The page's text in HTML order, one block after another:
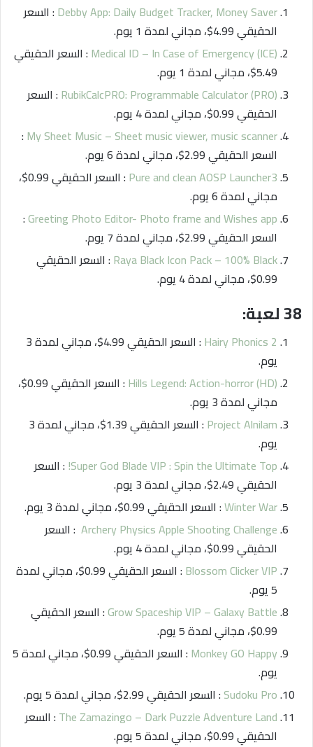
Debby App: Daily Budget Tracker, Money Saver: السعر
الحقيقي 4.99$، مجاني لمدة 1 يوم.
Medical ID – In Case of Emergency (ICE): السعر الحقيقي
5.49$، مجاني لمدة 1 يوم.
RubikCalcPRO: Programmable Calculator (PRO)
: السعر
الحقيقي 0.99$، مجاني لمدة 4 يوم.
My Sheet Music – Sheet music viewer, music scanner
:
السعر الحقيقي 2.99$، مجاني لمدة 6 يوم.
Pure and clean AOSP Launcher3
: السعر الحقيقي 0.99$،
مجاني لمدة 6 يوم.
Greeting Photo Editor- Photo frame and Wishes app
:
السعر الحقيقي 2.99$، مجاني لمدة 7 يوم.
Raya Black Icon Pack – 100% Black: السعر الحقيقي
0.99$، مجاني لمدة 4 يوم.
38 لعبة:
Hairy Phonics 2
: السعر الحقيقي 4.99$، مجاني لمدة 3
يوم.
Hills Legend: Action-horror (HD)
: السعر الحقيقي 0.99$،
مجاني لمدة 3 يوم.
Project Alnilam
: السعر الحقيقي 1.39$، مجاني لمدة 3
يوم.
Super God Blade VIP : Spin the Ultimate Top! : السعر
الحقيقي 2.49$، مجاني لمدة 3 يوم.
Winter War: السعر الحقيقي 0.99$، مجاني لمدة 3 يوم.
Archery Physics Apple Shooting Challenge : السعر
الحقيقي 0.99$، مجاني لمدة 4 يوم.
Blossom Clicker VIP
: السعر الحقيقي 0.99$، مجاني لمدة
5 يوم.
Grow Spaceship VIP – Galaxy Battle: السعر الحقيقي
0.99$، مجاني لمدة 5 يوم.
Monkey GO Happy
: السعر الحقيقي 0.99$، مجاني لمدة 5
يوم.
Sudoku Pro: السعر الحقيقي 2.99$، مجاني لمدة 5 يوم.
The Zamazingo – Dark Puzzle Adventure Land: السعر
الحقيقي 0.99$، مجاني لمدة 5 يوم.